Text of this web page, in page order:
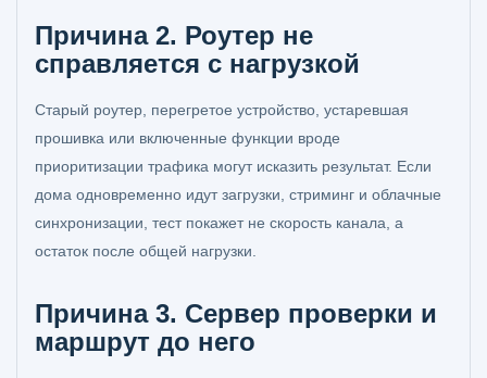
Причина 2. Роутер не
справляется с нагрузкой
Старый роутер, перегретое устройство, устаревшая
прошивка или включенные функции вроде
приоритизации трафика могут исказить результат. Если
дома одновременно идут загрузки, стриминг и облачные
синхронизации, тест покажет не скорость канала, а
остаток после общей нагрузки.
Причина 3. Сервер проверки и
маршрут до него